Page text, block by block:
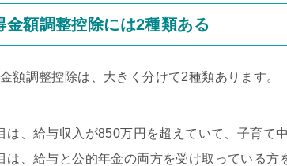
金額調整控除には2種類ある
額調整控除は、大きく分けて2種類あります。
は、給与収入が850万円を超えていて、子育て
は、給与と公的年金の両方を受け取っている方